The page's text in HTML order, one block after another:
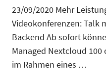
23/09/2020 Mehr
Videokonferenzen: Talk
Backend Ab sofort
Managed Nextcloud
im Rahmen eines …